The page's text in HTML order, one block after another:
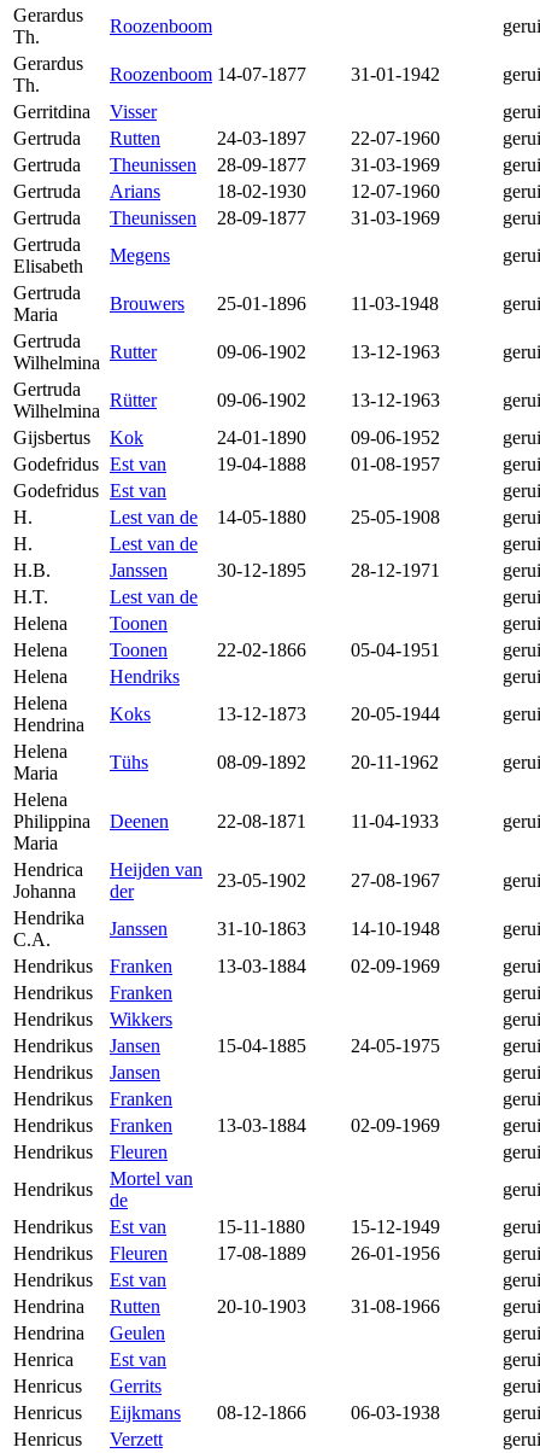
Gerardus
Th.
Roozenboom
Gerardus
Th.
Roozenboom 14-07-1877 31-01-1942
Gerritdina
Visser
Gertruda
Rutten 24-03-1897 22-07-1960
Gertruda
Theunissen 28-09-1877 31-03-1969
Gertruda
Arians 18-02-1930 12-07-1960
Gertruda
Theunissen 28-09-1877 31-03-1969
Gertruda
Elisabeth
Megens
Gertruda
Maria
Brouwers 25-01-1896 11-03-1948
Gertruda
Wilhelmina
Rutter 09-06-1902 13-12-1963
Gertruda
Wilhelmina
Rütter 09-06-1902 13-12-1963
Gijsbertus
Kok 24-01-1890 09-06-1952
Godefridus Est van 19-04-1888 01-08-1957
Godefridus Est van
H.
Lest van de 14-05-1880 25-05-1908
H.
Lest van de
H.B.
Janssen 30-12-1895 28-12-1971
H.T.
Lest van de
Helena
Toonen
Helena
Toonen 22-02-1866 05-04-1951
Helena
Hendriks
Helena
Hendrina
Koks 13-12-1873 20-05-1944
Helena
Maria
Tühs 08-09-1892 20-11-1962
Helena
Philippina
Maria
Deenen 22-08-1871 11-04-1933
Hendrica
Johanna
Heijden van
der
23-05-1902 27-08-1967
Hendrika
C.A.
Janssen 31-10-1863 14-10-1948
Hendrikus
Franken 13-03-1884 02-09-1969
Hendrikus
Franken
Hendrikus
Wikkers
Hendrikus
Jansen 15-04-1885 24-05-1975
Hendrikus
Jansen
Hendrikus
Franken
Hendrikus
Franken 13-03-1884 02-09-1969
Hendrikus
Fleuren
Hendrikus
Mortel van
de
Hendrikus
Est van 15-11-1880 15-12-1949
Hendrikus
Fleuren 17-08-1889 26-01-1956
Hendrikus
Est van
Hendrina
Rutten 20-10-1903 31-08-1966
Hendrina
Geulen
Henrica
Est van
Henricus
Gerrits
Henricus
Eijkmans 08-12-1866 06-03-1938
Henricus
Verzett